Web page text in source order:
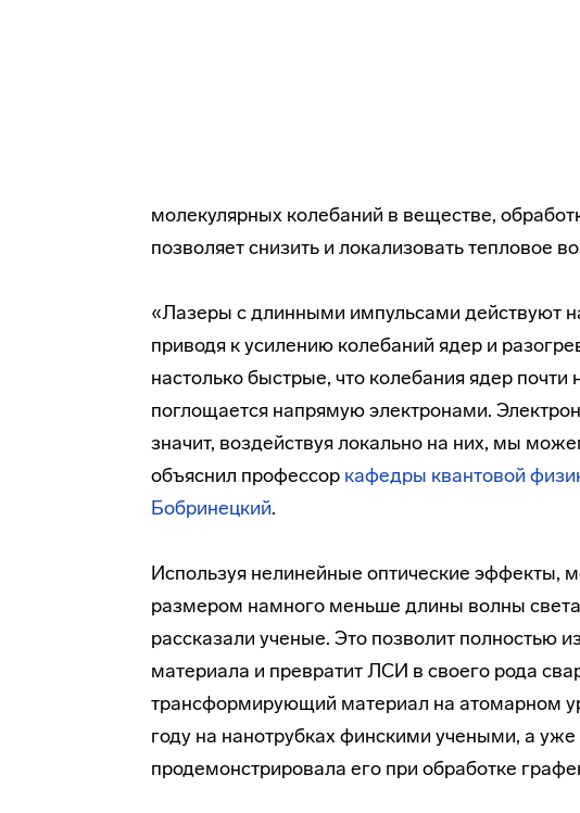
молекулярных колебаний в веществе,
позволяет снизить и локализовать тепловое
«Лазеры с длинными импульсами действуют
приводя к усилению колебаний ядер и
настолько быстрые, что колебания ядер почти
поглощается напрямую электронами.
значит, воздействуя локально на них, мы
объяснил профессор кафедры квантовой
Бобринецкий.
Используя нелинейные оптические эффекты,
размером намного меньше длины волны
рассказали ученые. Это позволит полностью
материала и превратит ЛСИ в своего рода
трансформирующий материал на атомарном
году на нанотрубках финскими учеными, а
продемонстрировала его при обработке